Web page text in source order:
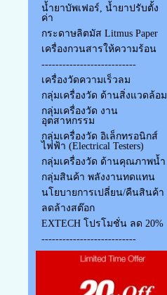
น้ำยาบัพเฟอร์, น้ำยาปรับตั้ง
ค่า
กระดาษลิตมัส Litmus Paper
เครื่องกวนสารให้ความร้อน
---------------------------
เครื่องวัดความเร็วลม
กลุ่มเครื่องวัด ด้านสิ่งแวดล้อม
กลุ่มเครื่องวัด งาน
อุตสาหกรรม
กลุ่มเครื่องวัด อิเล็กทรอนิกส์
ไฟฟ้า (Electrical Testers)
กลุ่มเครื่องวัด ด้านคุณภาพน้ำ
กลุ่มสินค้า พลังงานทดแทน
นโยบายการเปลี่ยน/คืนสินค้า
ลดล้างสต๊อก
EXTECH โปรโมชั่น ลด 20%
---------------------------